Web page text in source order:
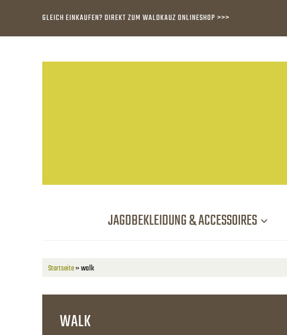
GLEICH EINKAUFEN? DIREKT ZUM WALDKAUZ ONLINESHOP >>>
JAGDBEKLEIDUNG & ACCESSOIRES
Startseite»walk
WALK